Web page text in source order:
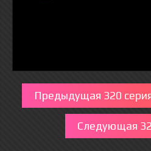
Предыдущая 320
Следующая